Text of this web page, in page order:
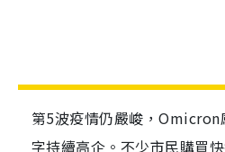
第5波疫情仍嚴峻，Omicron
字持續高企。不少市民購買